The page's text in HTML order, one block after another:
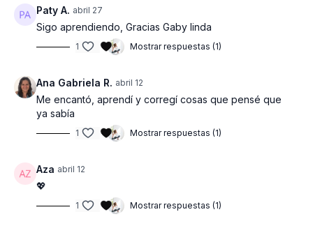
Paty A. abril 27
Sigo aprendiendo, Gracias Gaby linda
1 Mostrar respuestas (1)
Ana Gabriela R. abril 12
Me encantó, aprendí y corregí cosas que pensé que
ya sabía
1 Mostrar respuestas (1)
Aza abril 12
💖
1 Mostrar respuestas (1)